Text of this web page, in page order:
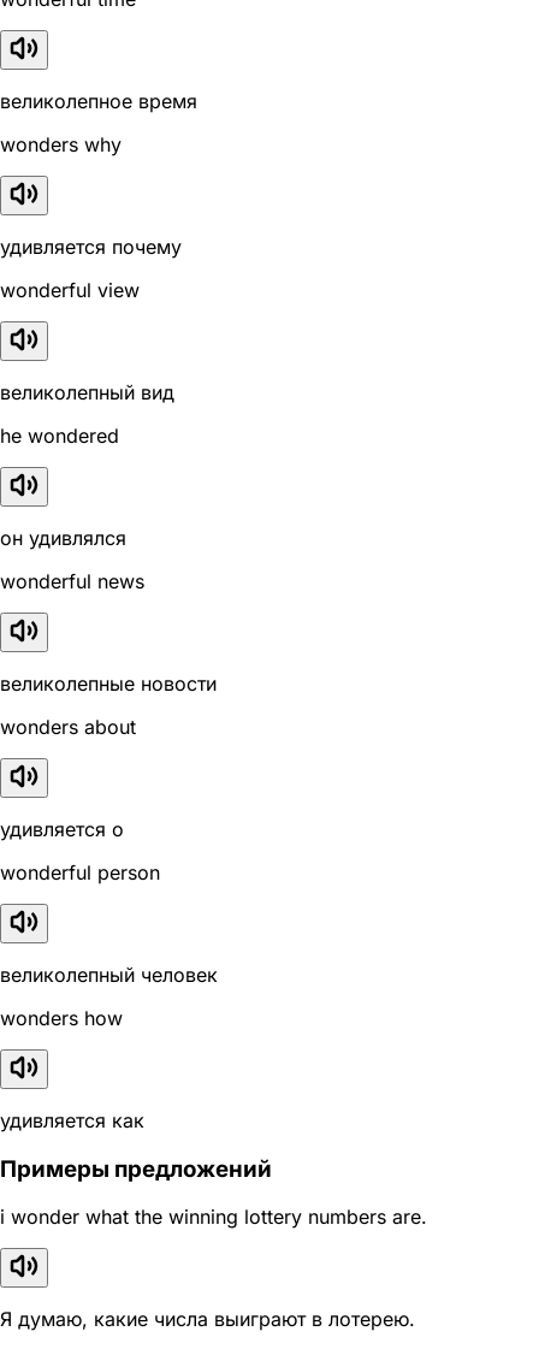
великолепное время
wonders why
удивляется почему
wonderful view
великолепный вид
he wondered
он удивлялся
wonderful news
великолепные новости
wonders about
удивляется о
wonderful person
великолепный человек
wonders how
удивляется как
Примеры предложений
i wonder what the winning lottery numbers are.
Я думаю, какие числа выиграют в лотерею.